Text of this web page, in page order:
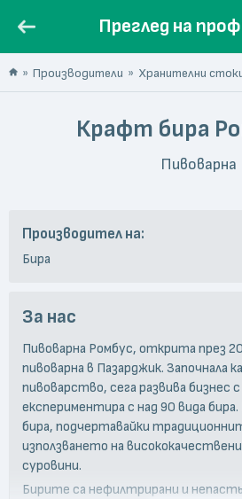
Преглед на
Производители Хранителни
Крафт бира
Пивоварна
Производител на:
Бира
За нас
Пивоварна Ромбус, открита през
пивоварна в Пазарджик. Започнала
пивоварство, сега развива бизнес
експериментира с над 90 вида
бира, подчертавайки
използването на
суровини.
Бирите са нефилтрирани и